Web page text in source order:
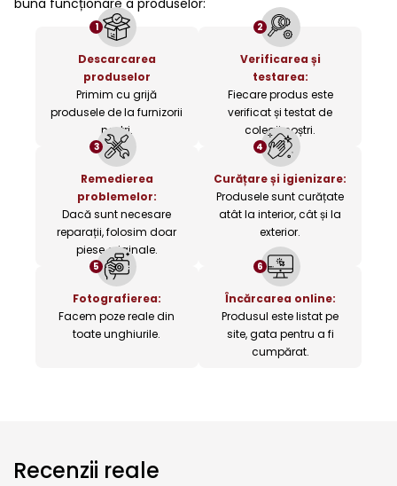
1
Descarcarea
produselor
Primim cu grijă
produsele de la furnizorii
noștri.
2
Verificarea și
testarea:
Fiecare produs este
verificat și testat de
colegii noștri.
3
Remedierea
problemelor:
Dacă sunt necesare
reparații, folosim doar
piese originale.
4
Curățare și igienizare:
Produsele sunt curățate
atât la interior, cât și la
exterior.
5
Fotografierea:
Facem poze reale din
toate unghiurile.
6
Încărcarea online:
Produsul este listat pe
site, gata pentru a fi
cumpărat.
Recenzii reale